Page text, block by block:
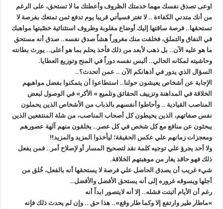
اوعى تصدق نفسك مهما خدمتك الظروف وأعطتك ما لا تستحق، على الرغم
من أنك متدني الكفاءة .. لا تغتر فسيأتي قريبا يوم تدفع ثمن تمتعك بفرصة لا
تستحقها.. فرصة ساقتها إليك أوضاع مقلوبة وظروف استثنائية خصّبتها مواهبك
في النفاق والتملق، فخلقت منك مغروراً هشاً صدق نفسه.. صدق أنه مستحق
ما هو عليه الآن.. بل ذهب لأبعد من ذلك فأخذ يحلم بما هو أعلى.. يورث بطانته
وحاشيته لمكانه الحالي.. ألبس نفسه دوراً في المنح وتوزيع العطايا.
السؤال الذي يدور في أذهانكم الآن .. عمن أتحدث؟..
الإجابة عن أشخاص يعيشون حولنا.. استطاعوا أن يتمكنوا بفضل مواهبهم
الخلاقة في المداهنة وتزييف الحقائق وتلميع » الأكر»‬ في الوصول لبعض
المناصب القيادية .. وأحاطوا أنفسهم بالذباب من الأشخاص الذين يحملون
نفس صفاتهم، الذين يحيطون كل أصحاب المناصب، من شلة المنتفعين الذين
يبحثون عن منافع مع كل شخص في كل عصر.. يخلقون منهم آلهة عصورهم
ومعجزات زمانهم علي عكس الحقيقة؛ ليأخذوا المزيد والمزيد!!
ولا أحد يجرؤ علي توجيه كلمة نقد لتصحيح المسار أو لإصلاح أمر.. فمن يفعل
ذلك فهو حاقد يغار من موهبتهم الخلاقة.
شيء غريب أن يصدق الحاصل علي فرصة لا يستحقها أنه بالفعل، خُلق من
أجلها ويسوقه غروره إلى أنه يستحق الأفضل والأفضل..
رغم أن الأيام أثبتت فشله.. إلا أنه لايتصور ابداً أنه
»‬ماطار طير وارتفع إلا وكما طار وقع».. هذا حق .. وإن لم يحدث ذلك فإنه